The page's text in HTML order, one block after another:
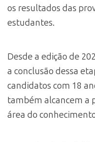
os resultados das
estudantes.
Desde a edição de
a conclusão dessa
candidatos com 18
também alcancem a
área do